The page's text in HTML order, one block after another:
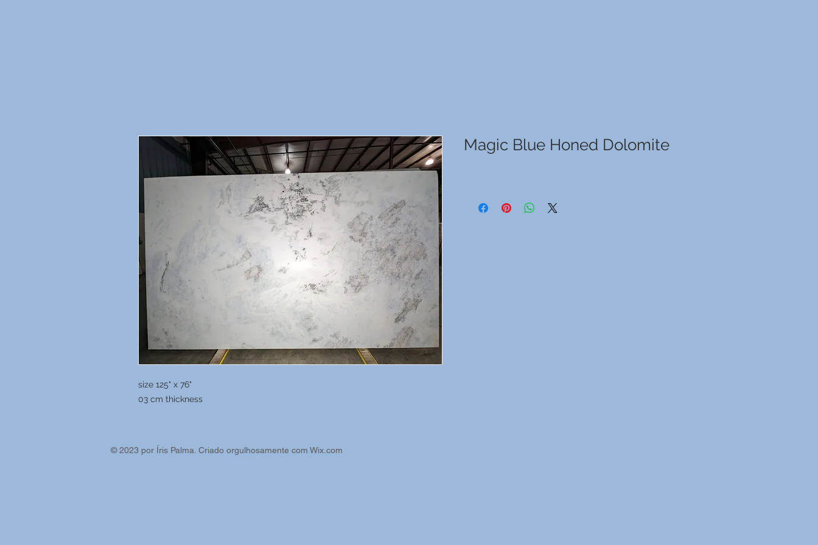
size 125" x 76"
03 cm thickness
Magic Blue Honed Dolomite
© 2023 por Íris Palma. Criado orgulhosamente com Wix.com